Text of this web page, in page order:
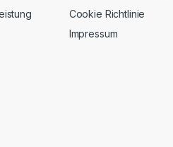
Cookie Richtlinie
Impressum